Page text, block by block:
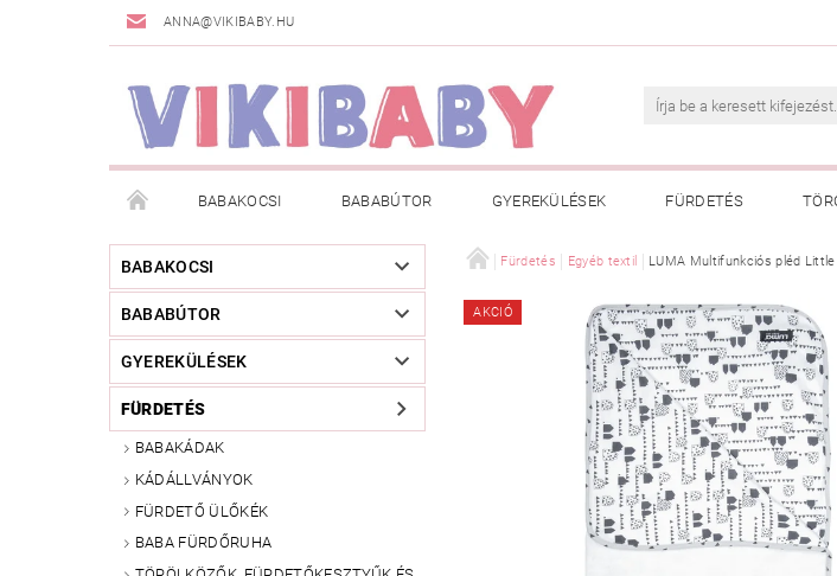
ANNA@VIKIBABY.HU
BABAKOCSI BABABÚTOR GYEREKÜLÉSEK FÜRDETÉS
DOGSPACE AKCIÓS TERMÉKEINK VÁSÁRLÁSI FELTÉTELEK
TÖRZSVÁSÁRLÓI PROGRAM RÓLUNK A MEGFELELŐ MÉRET MEGÁLLAPÍTÁSA
BABAKOCSI
BABABÚTOR
GYEREKÜLÉSEK
FÜRDETÉS
BABAKÁDAK
KÁDÁLLVÁNYOK
FÜRDETŐ ÜLŐKÉK
BABA FÜRDŐRUHA
Fürdetés Egyéb textil LUMA Multifunkciós pléd
AKCIÓ